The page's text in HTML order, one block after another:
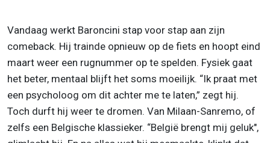
Vandaag werkt Baroncini stap voor stap aan zijn
comeback. Hij trainde opnieuw op de fiets en hoopt eind
maart weer een rugnummer op te spelden. Fysiek gaat
het beter, mentaal blijft het soms moeilijk. “Ik praat met
een psycholoog om dit achter me te laten,” zegt hij.
Toch durft hij weer te dromen. Van Milaan-Sanremo, of
zelfs een Belgische klassieker. “België brengt mij geluk",